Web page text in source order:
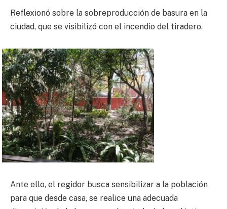
Reflexionó sobre la sobreproducción de basura en la
ciudad, que se visibilizó con el incendio del tiradero.
Ante ello, el regidor busca sensibilizar a la población
para que desde casa, se realice una adecuada